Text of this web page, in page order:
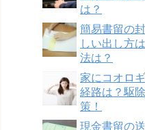
は？
簡易書留の
しい出し方
法は？
家にコオロ
経路は？駆
策！
現金書留の